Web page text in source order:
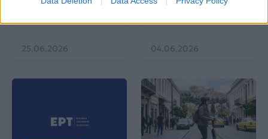
25.06.2026
AKTOR4TheFuture
04.06.2026